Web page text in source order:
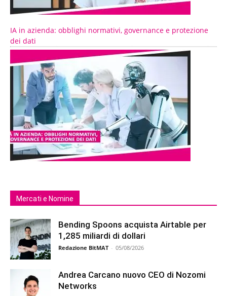
IA in azienda: obblighi normativi, governance e protezione
dei dati
Mercati e Nomine
Bending Spoons acquista Airtable per
1,285 miliardi di dollari
Redazione BitMAT - 05/08/2026
Andrea Carcano nuovo CEO di Nozomi
Networks